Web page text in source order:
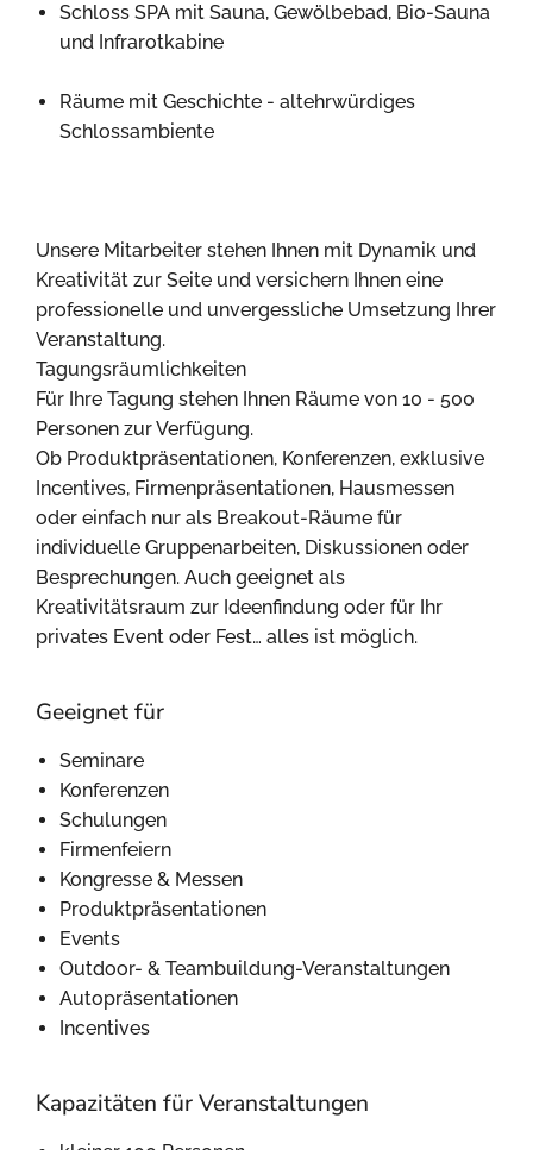
Schloss SPA mit Sauna, Gewölbebad, Bio-Sauna
und Infrarotkabine
Räume mit Geschichte - altehrwürdiges
Schlossambiente
Unsere Mitarbeiter stehen Ihnen mit Dynamik und
Kreativität zur Seite und versichern Ihnen eine
professionelle und unvergessliche Umsetzung Ihrer
Veranstaltung.
Tagungsräumlichkeiten
Für Ihre Tagung stehen Ihnen Räume von 10 - 500
Personen zur Verfügung.
Ob Produktpräsentationen, Konferenzen, exklusive
Incentives, Firmenpräsentationen, Hausmessen
oder einfach nur als Breakout-Räume für
individuelle Gruppenarbeiten, Diskussionen oder
Besprechungen. Auch geeignet als
Kreativitätsraum zur Ideenfindung oder für Ihr
privates Event oder Fest… alles ist möglich.
Geeignet für
Seminare
Konferenzen
Schulungen
Firmenfeiern
Kongresse & Messen
Produktpräsentationen
Events
Outdoor- & Teambuildung-Veranstaltungen
Autopräsentationen
Incentives
Kapazitäten für Veranstaltungen